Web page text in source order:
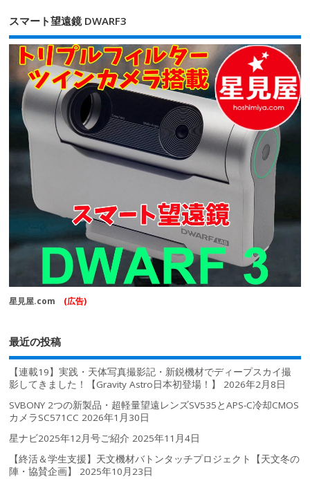
スマート望遠鏡 DWARF3
星見屋.com (広告)
最近の投稿
【連載19】実践・天体写真撮影記・新鋭機材でディープスカイ撮
影してきました！【Gravity Astro日本初登場！】
2026年2月8日
SVBONY 2つの新製品・超軽量望遠レンズSV535とAPS-C冷却CMOS
カメラSC571CC 2026年1月30日
星ナビ2025年12月号ご紹介 2025年11月4日
【終活＆学生支援】天文機材バトンタッチプロジェクト【天文冬の
陣・協賛企画】
2025年10月23日